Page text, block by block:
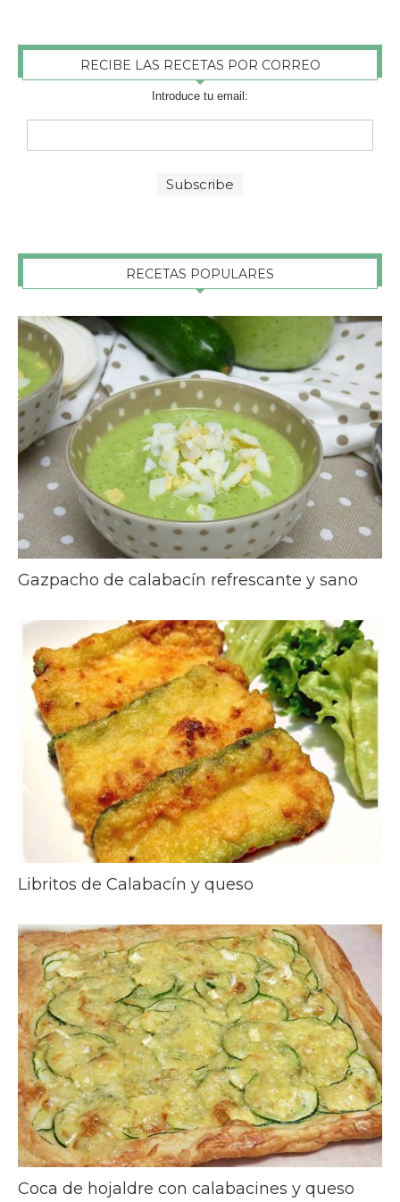
RECIBE LAS RECETAS POR CORREO
Introduce tu email:
RECETAS POPULARES
Gazpacho de calabacín refrescante y sano
Libritos de Calabacín y queso
Coca de hojaldre con calabacines y queso